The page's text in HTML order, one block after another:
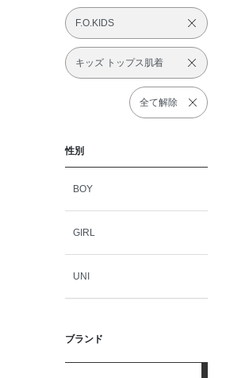
F.O.KIDS
キッズ トップス肌着
全て解除
性別
BOY
GIRL
UNI
ブランド